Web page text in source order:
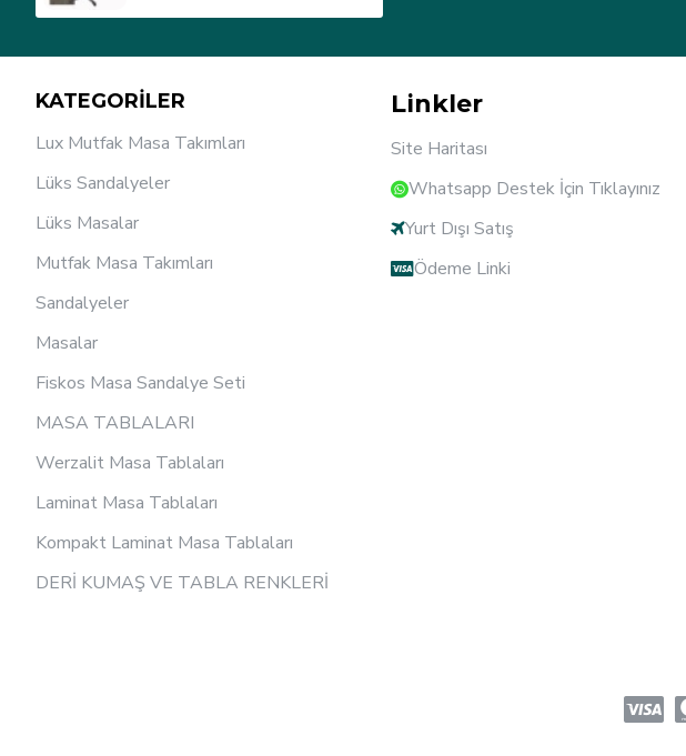
KATEGORİLER
Lux Mutfak Masa Takımları
Lüks Sandalyeler
Lüks Masalar
Mutfak Masa Takımları
Sandalyeler
Masalar
Fiskos Masa Sandalye Seti
MASA TABLALARI
Werzalit Masa Tablaları
Laminat Masa Tablaları
Kompakt Laminat Masa Tablaları
DERİ KUMAŞ VE TABLA RENKLERİ
Linkler
Site Haritası
Whatsapp Destek İçin Tıklayınız
Yurt Dışı Satış
Ödeme Linki